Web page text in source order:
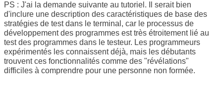
PS : J'ai la demande suivante au tutoriel. Il serait bien
d'inclure une description des caractéristiques de base des
stratégies de test dans le terminal, car le processus de
développement des programmes est très étroitement lié au
test des programmes dans le testeur. Les programmeurs
expérimentés les connaissent déjà, mais les débutants
trouvent ces fonctionnalités comme des "révélations"
difficiles à comprendre pour une personne non formée.